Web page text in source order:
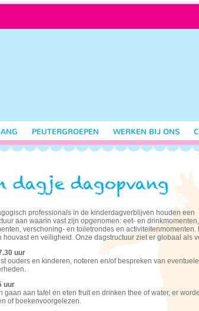
PEUTERGROEPEN WERKEN BIJ ONS
professionals in de kinderdagverblijven houden een
aan waarin vast zijn opgenomen: eet- en drinkmomenten,
verschoning- en toiletrondes en activiteitenmomenten.
houvast en veiligheid. Onze dagstructuur ziet er globaal als
uur
ouders en kinderen, noteren en/of bespreken van eventuele
uur
gaan aan tafel en eten fruit en drinken thee of water, er
of boekenvoorgelezen.